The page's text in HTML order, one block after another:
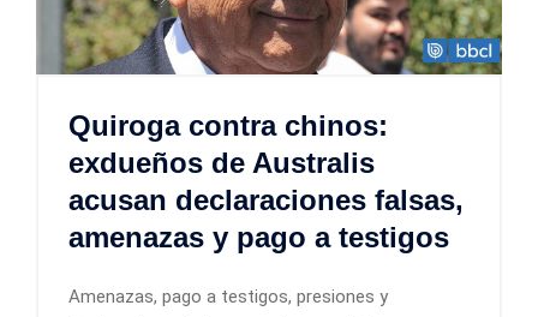
Quiroga contra chinos:
exdueños de Australis
acusan declaraciones falsas,
amenazas y pago a testigos
Amenazas, pago a testigos, presiones y